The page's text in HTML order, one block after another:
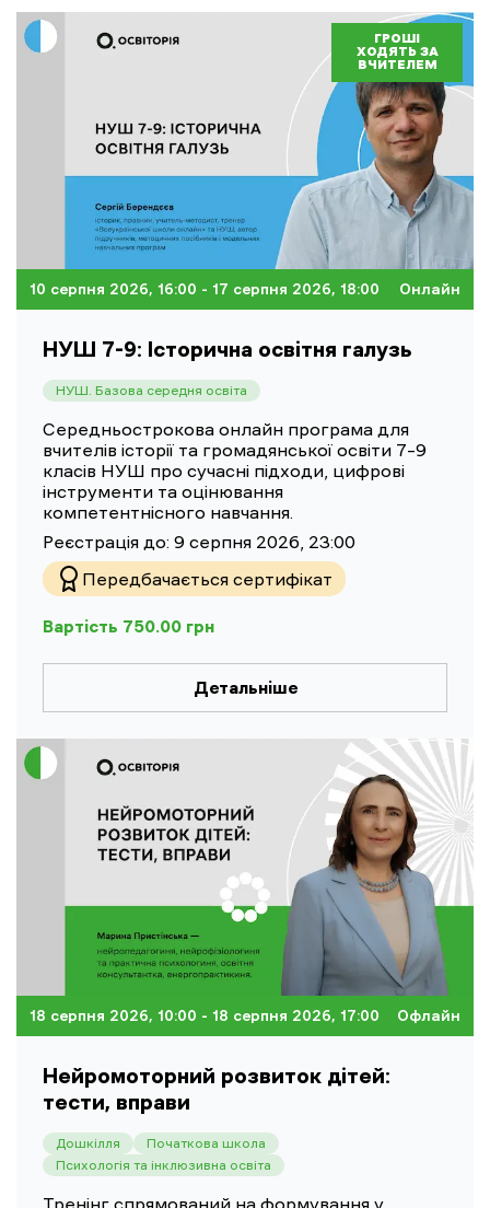
ГРОШІ
ХОДЯТЬ ЗА
ВЧИТЕЛЕМ
10 серпня 2026, 16:00 - 17 серпня 2026, 18:00 Онлайн
НУШ 7-9: Історична освітня галузь
НУШ. Базова середня освіта
Середньострокова онлайн програма для
вчителів історії та громадянської освіти 7–9
класів НУШ про сучасні підходи, цифрові
інструменти та оцінювання
компетентнісного навчання.
Реєстрація до: 9 серпня 2026, 23:00
Передбачається сертифікат
Вартість 750.00 грн
Детальніше
18 серпня 2026, 10:00 - 18 серпня 2026, 17:00 Офлайн
Нейромоторний розвиток дітей:
тести, вправи
Дошкілля
Початкова школа
Психологія та інклюзивна освіта
Тренінг спрямований на формування у